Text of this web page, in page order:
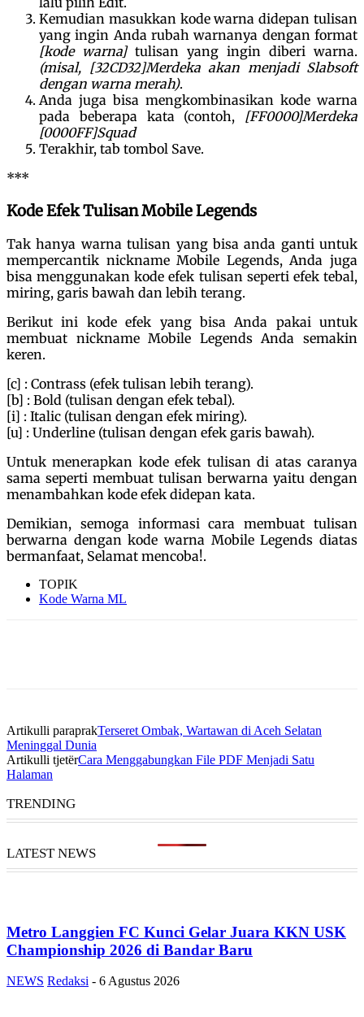
Kemudian masukkan kode warna didepan tulisan
yang ingin Anda rubah warnanya dengan format
[kode warna]tulisan yang ingin diberi warna.
(misal, [32CD32]Merdeka akan menjadi Slabsoft
dengan warna merah).
Anda juga bisa mengkombinasikan kode warna
pada beberapa kata (contoh, [FF0000]Merdeka
[0000FF]Squad
Terakhir, tab tombol Save.
***
Kode Efek Tulisan Mobile Legends
Tak hanya warna tulisan yang bisa anda ganti untuk
mempercantik nickname Mobile Legends, Anda juga
bisa menggunakan kode efek tulisan seperti efek tebal,
miring, garis bawah dan lebih terang.
Berikut ini kode efek yang bisa Anda pakai untuk
membuat nickname Mobile Legends Anda semakin
keren.
[c] : Contrass (efek tulisan lebih terang).
[b] : Bold (tulisan dengan efek tebal).
[i] : Italic (tulisan dengan efek miring).
[u] : Underline (tulisan dengan efek garis bawah).
Untuk menerapkan kode efek tulisan di atas caranya
sama seperti membuat tulisan berwarna yaitu dengan
menambahkan kode efek didepan kata.
Demikian, semoga informasi cara membuat tulisan
berwarna dengan kode warna Mobile Legends diatas
bermanfaat, Selamat mencoba!.
TOPIK
Kode Warna ML
Artikulli paraprakTerseret Ombak, Wartawan di Aceh Selatan
Meninggal Dunia
Artikulli tjetërCara Menggabungkan File PDF Menjadi Satu
Halaman
TRENDING
LATEST NEWS
Metro Langgien FC Kunci Gelar Juara KKN USK
Championship 2026 di Bandar Baru
NEWS Redaksi - 6 Agustus 2026